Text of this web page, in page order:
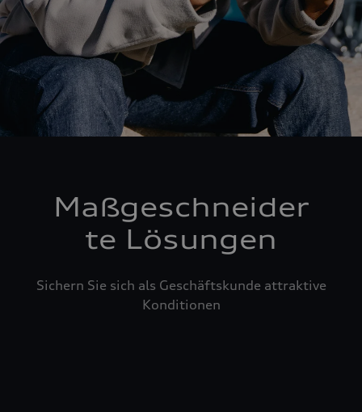
Maßgeschneider
te Lösungen
Sichern Sie sich als Geschäftskunde attraktive
Konditionen